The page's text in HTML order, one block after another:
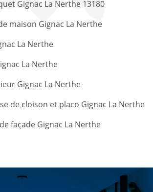
Gignac La Nerthe 13180
maison Gignac La Nerthe
La Nerthe
La Nerthe
Gignac La Nerthe
de cloison et placo Gignac La Nerthe
façade Gignac La Nerthe